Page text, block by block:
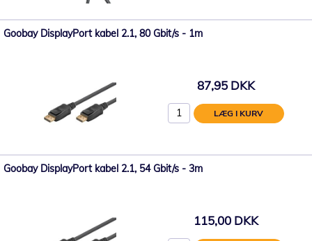
Goobay DisplayPort kabel 2.1, 80 Gbit/s - 1m
87,95 DKK
LÆG I KURV
Goobay DisplayPort kabel 2.1, 54 Gbit/s - 3m
115,00 DKK